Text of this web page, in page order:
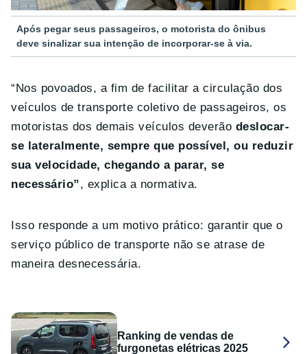
Após pegar seus passageiros, o motorista do ônibus
deve sinalizar sua intenção de incorporar-se à via.
“Nos povoados, a fim de facilitar a circulação dos
veículos de transporte coletivo de passageiros, os
motoristas dos demais veículos deverão deslocar-
se lateralmente, sempre que possível, ou reduzir
sua velocidade, chegando a parar, se
necessário”, explica a normativa.
Isso responde a um motivo prático: garantir que o
serviço público de transporte não se atrase de
maneira desnecessária.
Ranking de vendas de
furgonetas elétricas 2025